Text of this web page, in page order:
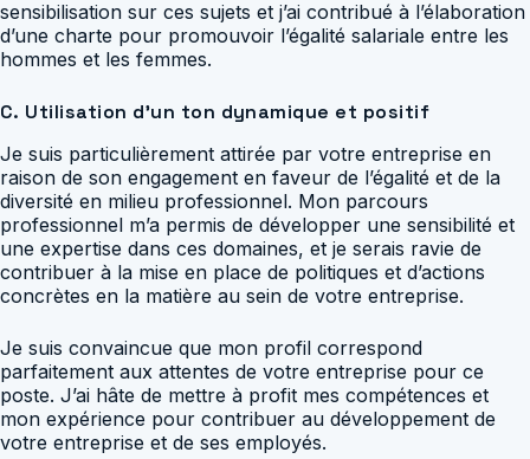
sensibilisation sur ces sujets et j’ai contribué à l’élaboration
d’une charte pour promouvoir l’égalité salariale entre les
hommes et les femmes.
C. Utilisation d’un ton dynamique et positif
Je suis particulièrement attirée par votre entreprise en
raison de son engagement en faveur de l’égalité et de la
diversité en milieu professionnel. Mon parcours
professionnel m’a permis de développer une sensibilité et
une expertise dans ces domaines, et je serais ravie de
contribuer à la mise en place de politiques et d’actions
concrètes en la matière au sein de votre entreprise.
Je suis convaincue que mon profil correspond
parfaitement aux attentes de votre entreprise pour ce
poste. J’ai hâte de mettre à profit mes compétences et
mon expérience pour contribuer au développement de
votre entreprise et de ses employés.